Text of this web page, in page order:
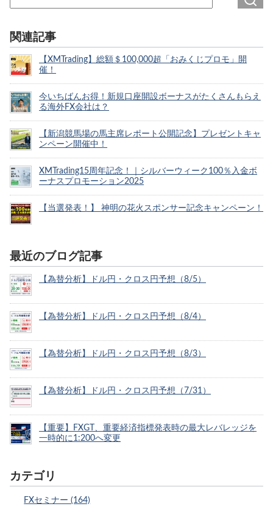
関連記事
【XMTrading】総額＄100,000超「おみくじプロモ」開
催！
今いちばんお得！新規口座開設ボーナスがたくさんもらえ
る海外FX会社は？
【新潟競馬場の馬主席レポート公開記念】プレゼントキャ
ンペーン開催中！
XMTrading15周年記念！｜シルバーウィーク100％入金ボ
ーナスプロモーション2025
【当選発表！】 神明の花火スポンサー記念キャンペーン！
最近のブログ記事
【為替分析】ドル円・クロス円予想（8/5）
【為替分析】ドル円・クロス円予想（8/4）
【為替分析】ドル円・クロス円予想（8/3）
【為替分析】ドル円・クロス円予想（7/31）
【重要】FXGT、重要経済指標発表時の最大レバレッジを
一時的に1:200へ変更
カテゴリ
FXセミナー (164)